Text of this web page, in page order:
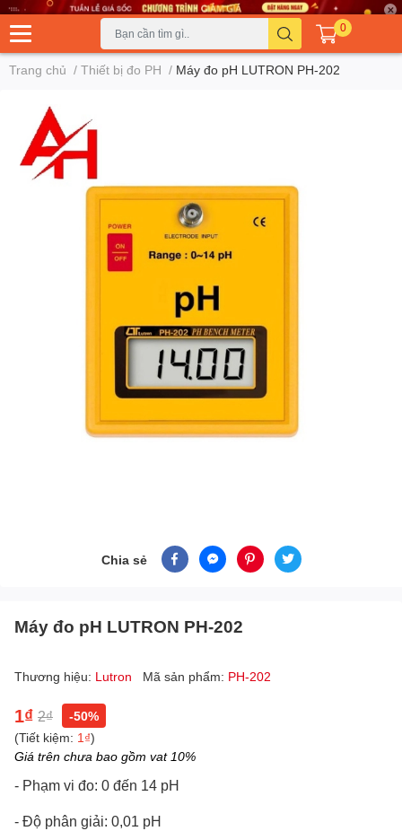
0
Trang chủ / Thiết bị đo PH / Máy đo pH LUTRON PH-202
Chia sẻ
Máy đo pH LUTRON PH-202
Thương hiệu: Lutron Mã sản phẩm: PH-202
1₫ 2₫
-50%
(Tiết kiệm: 1₫)
Giá trên chưa bao gồm vat 10%
- Phạm vi đo: 0 đến 14 pH
- Độ phân giải: 0,01 pH